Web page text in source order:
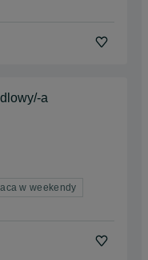
a
w weekendy